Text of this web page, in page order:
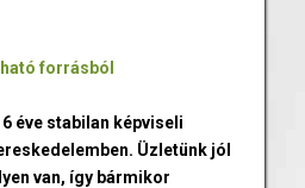
forrásból
éve stabilan képviseli
Üzletünk jól
van, így bármikor